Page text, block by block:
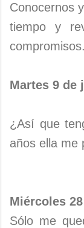
Conocernos
tiempo y
Martes 9 de
¿Así que
años ella me
Miércoles
Sólo me